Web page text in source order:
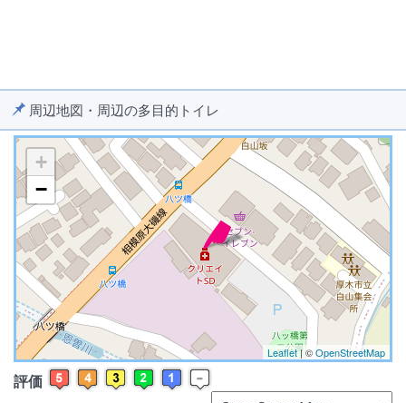
周辺地図・周辺の多目的トイレ
※ マップを検索、表示中です ※
+
−
Leaflet| ©OpenStreetMap
評価